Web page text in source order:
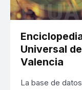
Universal
Valencia
La base de